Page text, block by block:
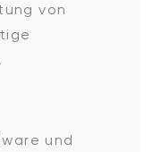
von
und